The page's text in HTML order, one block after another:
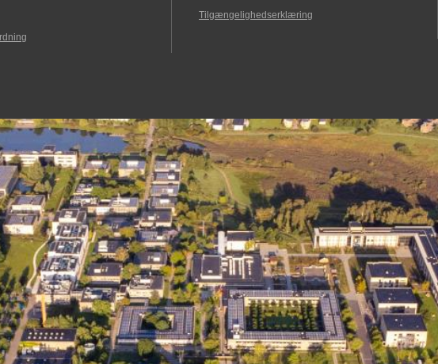
Tilgængelighedserklæring